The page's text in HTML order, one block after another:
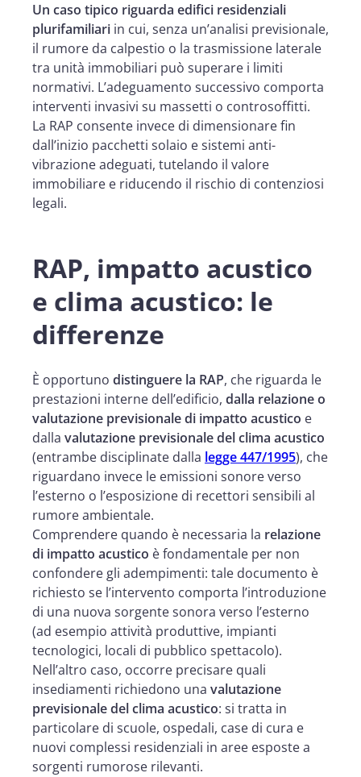
Un caso tipico riguarda edifici residenziali
plurifamiliari in cui, senza un’analisi previsionale,
il rumore da calpestio o la trasmissione laterale
tra unità immobiliari può superare i limiti
normativi. L’adeguamento successivo comporta
interventi invasivi su massetti o controsoffitti.
La RAP consente invece di dimensionare fin
dall’inizio pacchetti solaio e sistemi anti-
vibrazione adeguati, tutelando il valore
immobiliare e riducendo il rischio di contenziosi
legali.
RAP, impatto acustico
e clima acustico: le
differenze
È opportuno distinguere la RAP, che riguarda le
prestazioni interne dell’edificio, dalla relazione o
valutazione previsionale di impatto acustico e
dalla valutazione previsionale del clima acustico
(entrambe disciplinate dalla legge 447/1995), che
riguardano invece le emissioni sonore verso
l’esterno o l’esposizione di recettori sensibili al
rumore ambientale.
Comprendere quando è necessaria la relazione
di impatto acustico è fondamentale per non
confondere gli adempimenti: tale documento è
richiesto se l’intervento comporta l’introduzione
di una nuova sorgente sonora verso l’esterno
(ad esempio attività produttive, impianti
tecnologici, locali di pubblico spettacolo).
Nell’altro caso, occorre precisare quali
insediamenti richiedono una valutazione
previsionale del clima acustico: si tratta in
particolare di scuole, ospedali, case di cura e
nuovi complessi residenziali in aree esposte a
sorgenti rumorose rilevanti.